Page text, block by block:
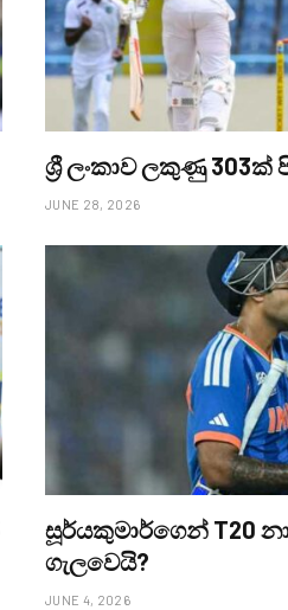
ශ්‍රී ලංකාව ලකුණු
JUNE 28, 2026
සූර්යකුමාර්ගෙන් T20
ගැලවෙයි?
JUNE 4, 2026